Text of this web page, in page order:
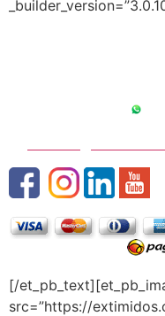
[/
src=”https://